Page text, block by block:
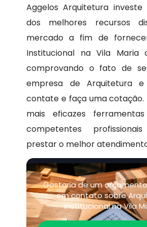
Aggelos Arquitetura
dos melhores recursos
mercado a fim de
Institucional na Vila Maria
comprovando o fato de
empresa de Arquitetura e
contate e faça uma cotação.
mais eficazes
competentes
prestar o melhor
Gostaria de um
em contato sobre
Institucional na Vila